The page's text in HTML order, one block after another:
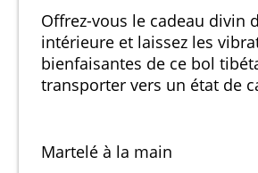
Offrez-vous le cadeau divin
intérieure et laissez les
bienfaisantes de ce bol
transporter vers un état de
Martelé à la main